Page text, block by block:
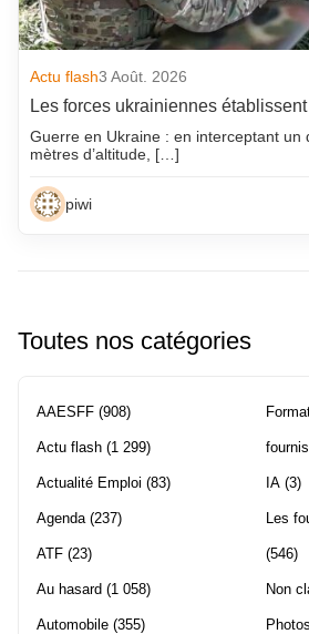
Actu flash3 Août. 2026
Les forces ukrainiennes
Guerre en Ukraine : en interceptant un
mètres d’altitude, […]
piwi
Toutes nos catégories
AAESFF (908)
Actu flash (1 299)
Actualité Emploi (83)
Agenda (237)
ATF (23)
Au hasard (1 058)
Automobile (355)
IA (3)
Les
(546)
Non